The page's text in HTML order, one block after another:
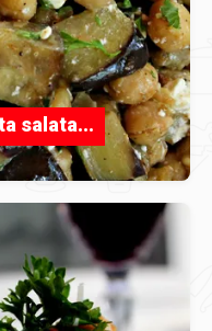
salata...